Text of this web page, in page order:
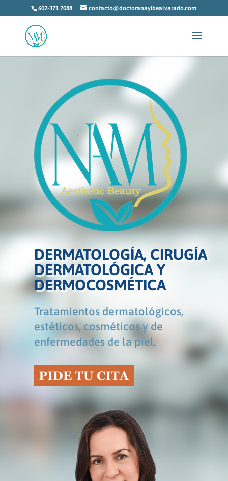
602-371 7088 contacto@doctoranayibealvarado.com
DERMATOLOGÍA, CIRUGÍA
DERMATOLÓGICA Y
DERMOCOSMÉTICA
Tratamientos dermatológicos,
estéticos, cosméticos y de
enfermedades de la piel.